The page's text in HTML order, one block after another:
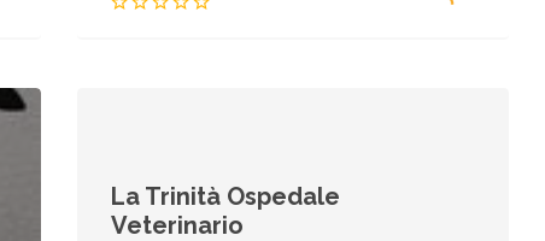
La Trinità Ospedale
Veterinario